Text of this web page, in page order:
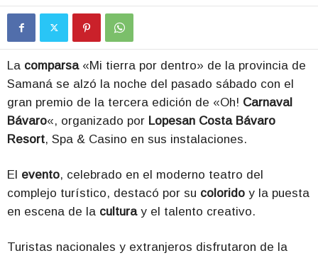
La comparsa«Mi tierra por dentro» de la provincia de
Samaná se alzó la noche del pasado sábado con el
gran premio de la tercera edición de «Oh! Carnaval
Bávaro«, organizado por Lopesan Costa Bávaro
Resort, Spa & Casino en sus instalaciones.
El evento, celebrado en el moderno teatro del
complejo turístico, destacó por su colorido y la puesta
en escena de la culturay el talento creativo.
Turistas nacionales y extranjeros disfrutaron de la